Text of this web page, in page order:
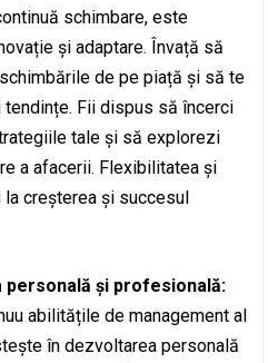
schimbare, este
și adaptare. Învață să
de pe piață și să te
Fii dispus să încerci
tale și să explorezi
a afacerii. Flexibilitatea și
creșterea și succesul
și profesională:
abilitățile de management al
în dezvoltarea personală